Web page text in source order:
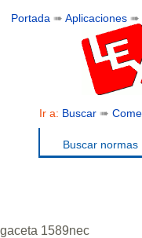
Portada ➠Aplicaciones ➠
Ir a: Buscar➠
Buscar normas
gaceta 1589nec